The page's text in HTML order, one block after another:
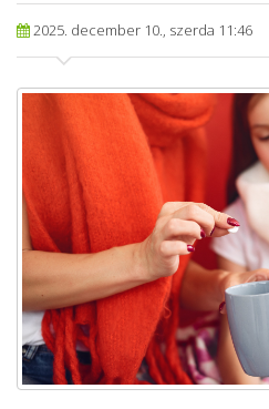
2025. december 10., szerda 11:46